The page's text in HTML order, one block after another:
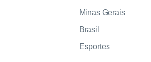
Minas Gerais
Brasil
Esportes